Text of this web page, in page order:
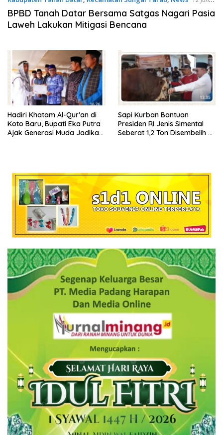
2026
BPBD Tanah Datar Bersama Satgas Nagari Pasia
Laweh Lakukan Mitigasi Bencana
Hadiri Khatam Al-Qur’an di
Koto Baru, Bupati Eka Putra
Ajak Generasi Muda Jadikan
Sapi Kurban Bantuan
Presiden RI Jenis Simental
Seberat 1,2 Ton Disembelih di